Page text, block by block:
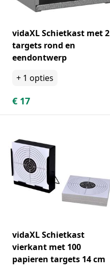
vidaXL Schietkast met 2
targets rond en
eendontwerp
+ 1 opties
€ 17
vidaXL Schietkast
vierkant met 100
papieren targets 14 cm